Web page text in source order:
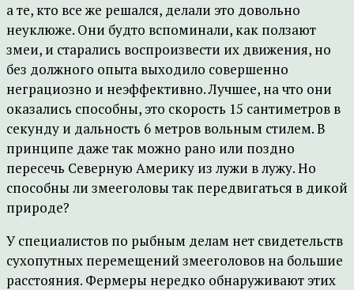
а те, кто все же решался, делали это довольно
неуклюже. Они будто вспоминали, как ползают
змеи, и старались воспроизвести их движения, но
без должного опыта выходило совершенно
неграциозно и неэффективно. Лучшее, на что они
оказались способны, это скорость 15 сантиметров в
секунду и дальность 6 метров вольным стилем. В
принципе даже так можно рано или поздно
пересечь Северную Америку из лужи в лужу. Но
способны ли змееголовы так передвигаться в дикой
природе?
У специалистов по рыбным делам нет свидетельств
сухопутных перемещений змееголовов на большие
расстояния. Фермеры нередко обнаруживают этих